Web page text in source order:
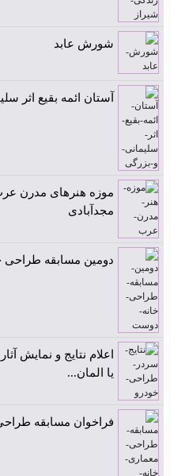
شورش عابد
آستان ائمه بقیع اثر
موزه هنرهای مدرن
مجدآبادی
دومین مسابقه طراحی
اعلام نتایج و نمایش
یا المان...
فراخوان مسابقه